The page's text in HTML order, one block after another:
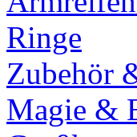
Ringe
Zubehör
Magie &